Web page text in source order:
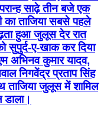
साढ़े तीन बजे एक
का ताजिया सबसे पहले
हुआ जुलूस देर रात
सुपुर्द-ए-खाक कर दिया
अभिनव कुमार यादव,
निगवेंद्र प्रताप सिंह
ताजिया जुलूस में शामिल